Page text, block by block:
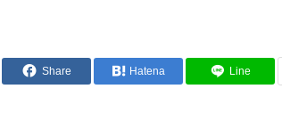
Share Hatena Line